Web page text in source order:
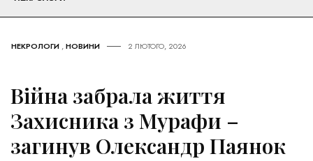
НЕКРОЛОГИ ,НОВИНИ 2 ЛЮТОГО, 2026
Війна забрала життя
Захисника з Мурафи –
загинув Олександр Паянок